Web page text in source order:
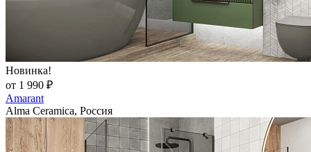
Новинка!
от 1 990 ₽
Amarant
Alma Ceramica, Россия